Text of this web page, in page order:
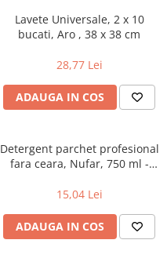
Lavete Universale, 2 x 10
bucati, Aro , 38 x 38 cm
28,77 Lei
ADAUGA IN COS
Detergent parchet profesional
fara ceara, Nufar, 750 ml -
15,04 Lei
ADAUGA IN COS